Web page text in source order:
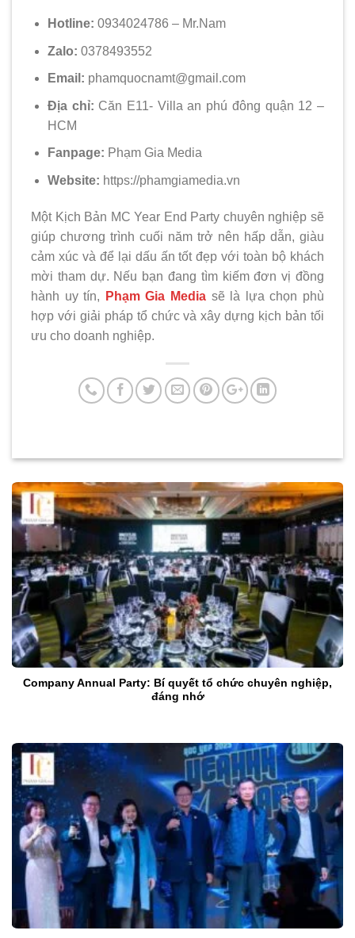
Hotline: 0934024786 – Mr.Nam
Zalo: 0378493552
Email: phamquocnamt@gmail.com
Địa chỉ: Căn E11- Villa an phú đông quận 12 –
HCM
Fanpage: Phạm Gia Media
Website: https://phamgiamedia.vn
Một Kịch Bản MC Year End Party chuyên nghiệp sẽ
giúp chương trình cuối năm trở nên hấp dẫn, giàu
cảm xúc và để lại dấu ấn tốt đẹp với toàn bộ khách
mời tham dự. Nếu bạn đang tìm kiếm đơn vị đồng
hành uy tín,
Phạm Gia Media sẽ là lựa chọn phù
hợp với giải pháp tổ chức và xây dựng kịch bản tối
ưu cho doanh nghiệp.
Company Annual Party: Bí quyết tổ chức chuyên nghiệp,
đáng nhớ